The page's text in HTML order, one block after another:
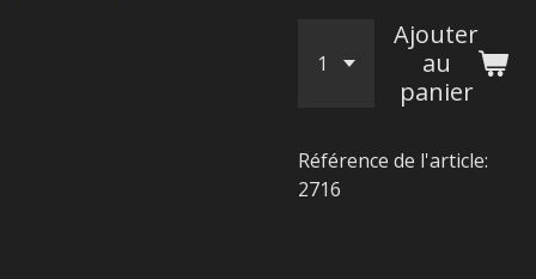
Ajouter
au
panier
Référence de l'article:
2716